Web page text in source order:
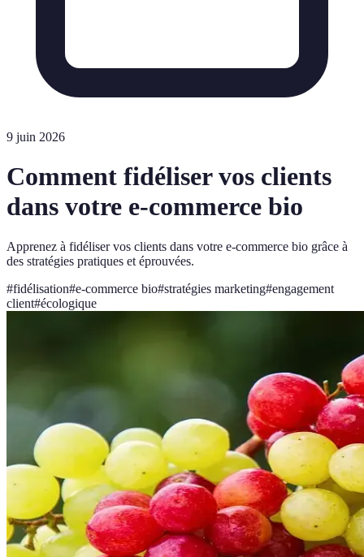
9 juin 2026
Comment fidéliser vos clients
dans votre e-commerce bio
Apprenez à fidéliser vos clients dans votre e-commerce bio grâce à
des stratégies pratiques et éprouvées.
#fidélisation#e-commerce bio#stratégies marketing#engagement
client#écologique